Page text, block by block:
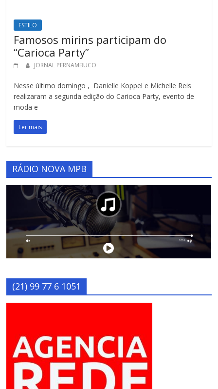
ESTILO
Famosos mirins participam do
“Carioca Party”
JORNAL PERNAMBUCO
Nesse último domingo , Danielle Koppel e Michelle Reis
realizaram a segunda edição do Carioca Party, evento de
moda e
Ler mais
RÁDIO NOVA MPB
(21) 99 77 6 1051